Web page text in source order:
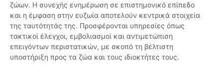
ζώων. Η συνεχής ενημέρωση σε επιστημονικό επίπεδο
και η έμφαση στην ευζωία αποτελούν κεντρικά στοιχεία
της ταυτότητάς της. Προσφέρονται υπηρεσίες όπως
τακτικοί έλεγχοι, εμβολιασμοί και αντιμετώπιση
επειγόντων περιστατικών, με σκοπό τη βέλτιστη
υποστήριξη προς τα ζώα και τους ιδιοκτήτες τους.